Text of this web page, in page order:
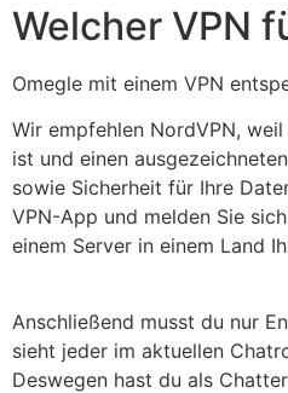
Welcher VPN
Omegle mit einem VPN
Wir empfehlen NordVPN,
ist und einen
sowie Sicherheit für Ihre
VPN-App und melden Sie
einem Server in einem Land
Anschließend musst du nur
sieht jeder im aktuellen
Deswegen hast du als